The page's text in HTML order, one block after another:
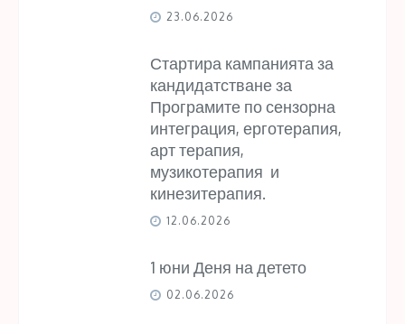
23.06.2026
Стартира кампанията за
кандидатстване за
Програмите по сензорна
интеграция, ерготерапия,
арт терапия,
музикотерапия и
кинезитерапия.
12.06.2026
1 юни Деня на детето
02.06.2026